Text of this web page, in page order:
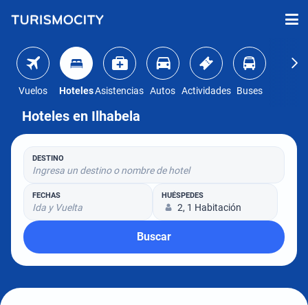
Vuelos HotelesAsistencias Autos Actividades Buses
Hoteles en Ilhabela
DESTINO
Ingresa un destino o nombre de hotel
FECHAS
Ida y Vuelta
HUÉSPEDES
2, 1 Habitación
Buscar